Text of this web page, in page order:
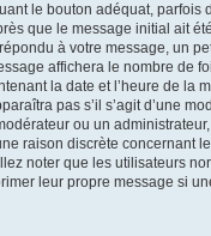
le bouton adéquat, parfois
que le message initial ait
à votre message, un
affichera le nombre de
la date et l’heure de la
pas s’il s’agit d’une
ou un administrateur,
raison discrète concernant
noter que les utilisateurs
leur propre message si